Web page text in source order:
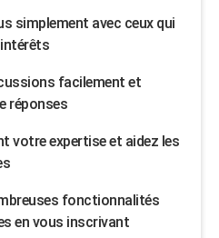
simplement avec ceux qui
facilement et
réponses
votre expertise et aidez les
fonctionnalités
en vous inscrivant